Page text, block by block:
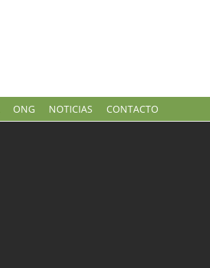
ONG NOTICIAS CONTACTO